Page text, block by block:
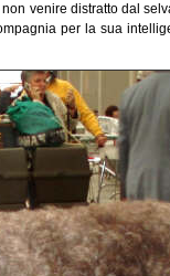
venire distratto dal
per la sua